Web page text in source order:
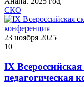
СКО
23 ноября 2025
10
IX
педагогическая